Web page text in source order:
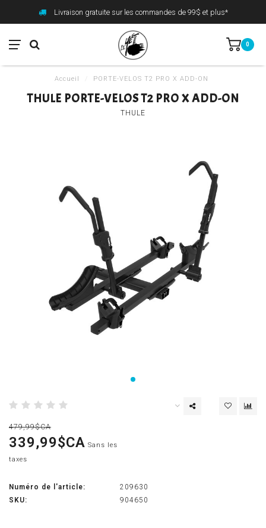
Livraison gratuite sur les commandes de 99$ et plus*
0
Accueil PORTE-VELOS T2 PRO X ADD-ON
THULE PORTE-VELOS T2 PRO X ADD-ON
THULE
479,99$CA
339,99$CA Sans les
taxes
Numéro de l'article:
209630
SKU:
904650